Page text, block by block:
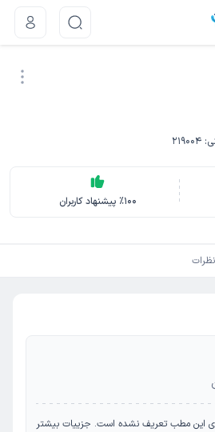
:
219004
٪100 پیشنهاد کاربران
نظرات
این مطب تعریف نشده است. جزییات بیشتر